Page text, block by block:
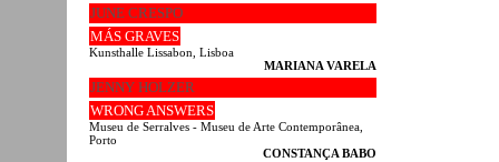
JUNE CRESPO
MÁS GRAVES
Kunsthalle Lissabon, Lisboa
MARIANA VARELA
JENNY HOLZER
WRONG ANSWERS
Museu de Serralves - Museu de Arte Contemporânea,
Porto
CONSTANÇA BABO